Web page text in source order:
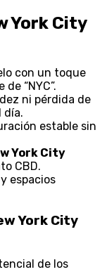
York City
con un toque
“NYC”.
ni pérdida de
día.
estable sin
York City
CBD.
espacios
York City
de los